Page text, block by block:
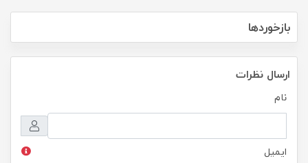
بازخوردها
ارسال نظرات
نام
ایمیل